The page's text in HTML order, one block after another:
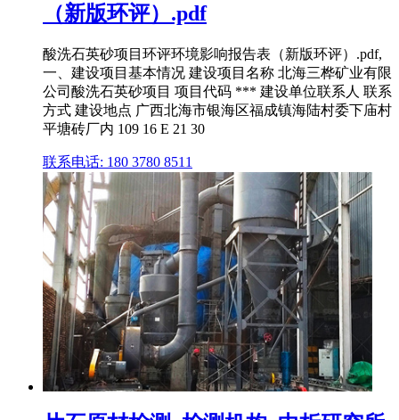
（新版环评）.pdf
酸洗石英砂项目环评环境影响报告表（新版环评）.pdf,
一、建设项目基本情况 建设项目名称 北海三桦矿业有限
公司酸洗石英砂项目 项目代码 *** 建设单位联系人 联系
方式 建设地点 广西北海市银海区福成镇海陆村委下庙村
平塘砖厂内 109 16 E 21 30
联系电话: 180 3780 8511